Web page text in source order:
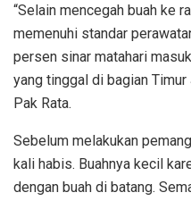
“Selain mencegah buah ke
memenuhi standar
persen sinar matahari
yang tinggal di bagian
Pak Rata.
Sebelum melakukan
kali habis. Buahnya kecil
dengan buah di batang.